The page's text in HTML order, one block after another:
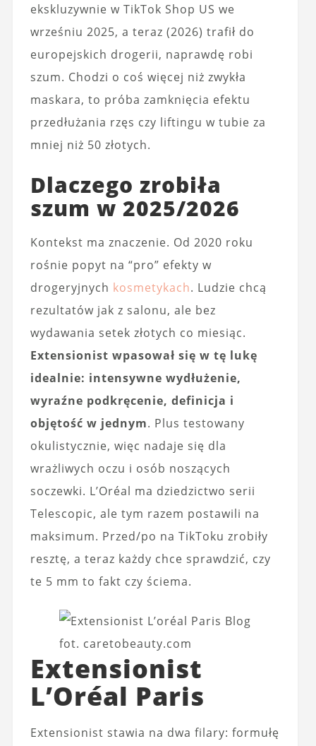
ekskluzywnie w TikTok Shop US we
wrześniu 2025, a teraz (2026) trafił do
europejskich drogerii, naprawdę robi
szum. Chodzi o coś więcej niż zwykła
maskara, to próba zamknięcia efektu
przedłużania rzęs czy liftingu w tubie za
mniej niż 50 złotych.
Dlaczego zrobiła
szum w 2025/2026
Kontekst ma znaczenie. Od 2020 roku
rośnie popyt na “pro” efekty w
drogeryjnych kosmetykach. Ludzie chcą
rezultatów jak z salonu, ale bez
wydawania setek złotych co miesiąc.
Extensionist wpasował się w tę lukę
idealnie: intensywne wydłużenie,
wyraźne podkręcenie, definicja i
objętość w jednym. Plus testowany
okulistycznie, więc nadaje się dla
wrażliwych oczu i osób noszących
soczewki. L’Oréal ma dziedzictwo serii
Telescopic, ale tym razem postawili na
maksimum. Przed/po na TikToku zrobiły
resztę, a teraz każdy chce sprawdzić, czy
te 5 mm to fakt czy ściema.
fot. caretobeauty.com
Extensionist
L’Oréal Paris
Extensionist stawia na dwa filary: formułę